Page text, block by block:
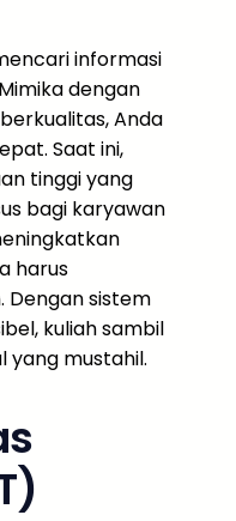
informasi
dengan
Anda
Saat ini,
tinggi yang
bagi karyawan
harus
Dengan sistem
kuliah sambil
yang mustahil.